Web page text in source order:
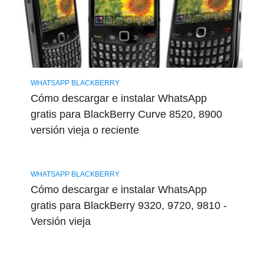
WHATSAPP BLACKBERRY
Cómo descargar e instalar WhatsApp
gratis para BlackBerry Curve 8520, 8900
versión vieja o reciente
WHATSAPP BLACKBERRY
Cómo descargar e instalar WhatsApp
gratis para BlackBerry 9320, 9720, 9810 -
Versión vieja